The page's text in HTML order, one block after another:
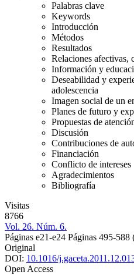
Palabras clave
Keywords
Introducción
Métodos
Resultados
Relaciones afectivas,
Información y
Deseabilidad y
adolescencia
Imagen social de un
Planes de futuro y
Propuestas de
Discusión
Contribuciones de
Financiación
Conflicto de intereses
Agradecimientos
Bibliografía
Visitas
8766
Vol. 26. Núm. 6.
Páginas e21-e24 Páginas 495-588
Original
DOI: 10.1016/
Open Access